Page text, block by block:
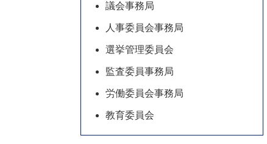
議会事務局
人事委員会事務局
選挙管理委員会
監査委員事務局
労働委員会事務局
教育委員会